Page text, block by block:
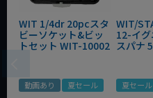
WIT 1/4dr 20pcスタ
ビーソケット&ビッ
トセット WIT-10002
動画あり 夏セール
WIT/
12-イ
スパナ
夏セール